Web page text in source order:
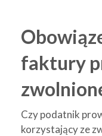
faktury
Czy podatnik
korzystający ze